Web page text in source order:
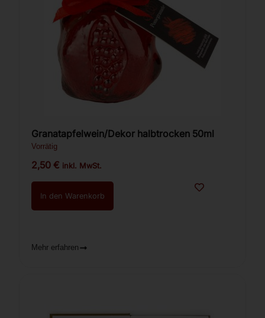
Granatapfelwein/Dekor halbtrocken 50ml
Vorrätig
2,50€ inkl. MwSt.
In den Warenkorb
Mehr erfahren